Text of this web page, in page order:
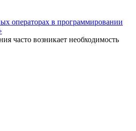
операторах в программировании
часто возникает необходимость